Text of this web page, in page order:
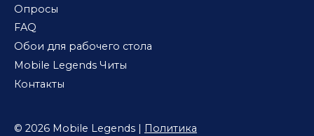
Опросы
FAQ
Обои для рабочего стола
Mobile Legends Читы
Контакты
© 2026 Mobile Legends |
Политика